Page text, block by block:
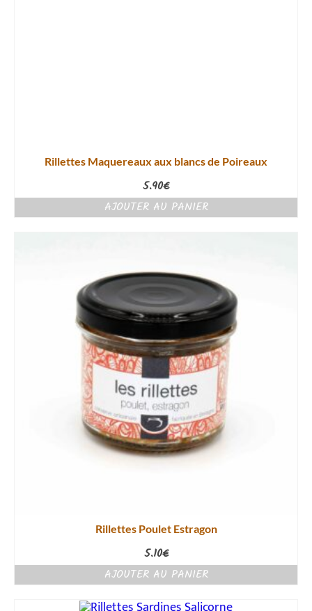
Rillettes Maquereaux aux blancs de Poireaux
5.90€
AJOUTER AU PANIER
Rillettes Poulet Estragon
5.10€
AJOUTER AU PANIER